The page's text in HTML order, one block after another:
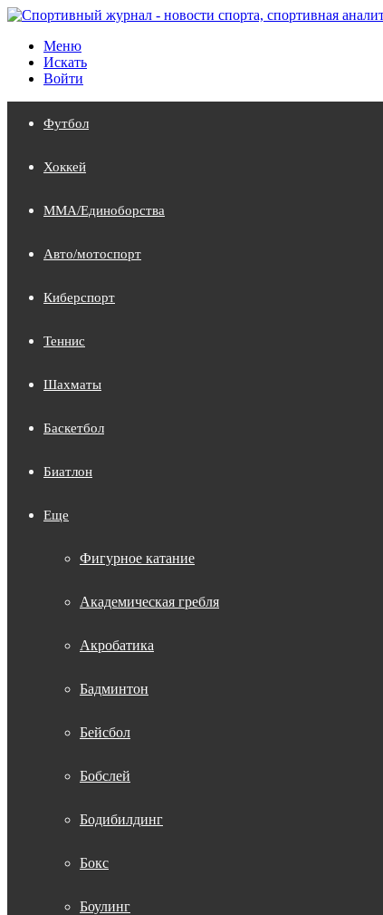
Меню
Искать
Войти
Футбол
Хоккей
MMA/Единоборства
Авто/мотоспорт
Киберспорт
Теннис
Шахматы
Баскетбол
Биатлон
Еще
Фигурное катание
Академическая гребля
Акробатика
Бадминтон
Бейсбол
Бобслей
Бодибилдинг
Бокс
Боулинг